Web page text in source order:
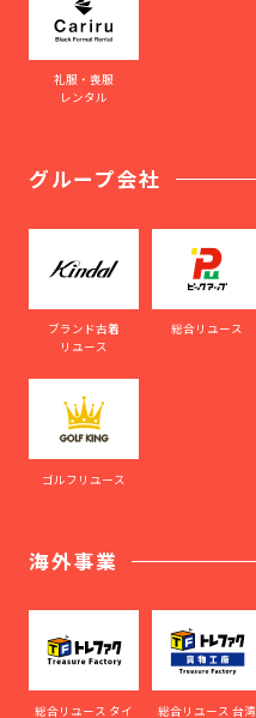
礼服・喪服
レンタル
グループ会社
ブランド古着
リユース
総合リユース
ゴルフリユース
海外事業
総合リユース タイ 総合リユース 台湾